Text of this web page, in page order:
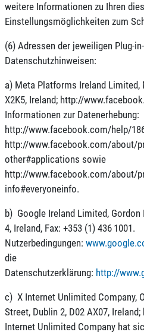
weitere Informationen zu Ihren
Einstellungsmöglichkeiten zum
(6) Adressen der jeweiligen Plug-
Datenschutzhinweisen:
a) Meta Platforms Ireland Limited,
X2K5, Ireland; http://
Informationen zur Datenerhebung:
http://www.facebook.com/help/
http://www.facebook.com/about/
other#applications sowie
http://www.facebook.com/about/
info#everyoneinfo.
b) Google Ireland Limited,
4, Ireland, Fax: +353 (1) 436 1001.
Nutzerbedingungen:
die
Datenschutzerklärung: http://
c) X Internet Unlimited Company,
Street, Dublin 2, D02 AX07,
Internet Unlimited Company hat